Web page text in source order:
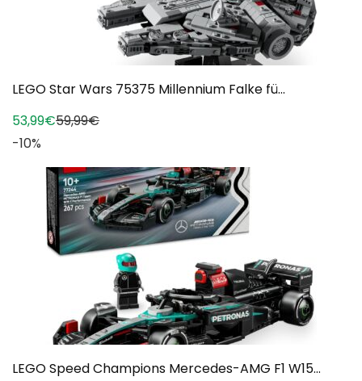
LEGO Star Wars 75375 Millennium Falke fü...
53,99€59,99€
-10%
LEGO Speed Champions Mercedes-AMG F1 W15...